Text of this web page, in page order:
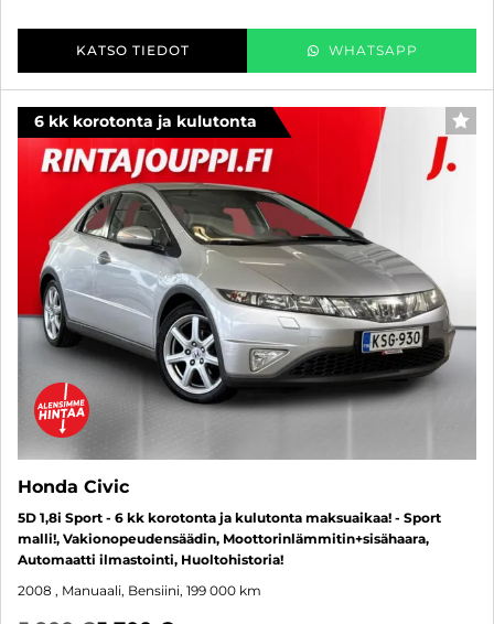
KATSO TIEDOT WHATSAPP
6 kk korotonta ja kulutonta
Honda Civic
5D 1,8i Sport - 6 kk korotonta ja kulutonta maksuaikaa! - Sport
malli!, Vakionopeudensäädin, Moottorinlämmitin+sisähaara,
Automaatti ilmastointi, Huoltohistoria!
2008 , Manuaali, Bensiini, 199 000 km